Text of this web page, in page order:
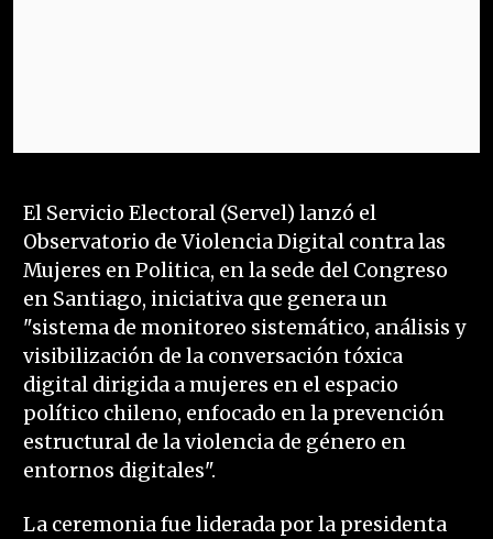
El Servicio Electoral (Servel) lanzó el
Observatorio de Violencia Digital contra las
Mujeres en Politica, en la sede del Congreso
en Santiago, iniciativa que genera un
"sistema de monitoreo sistemático, análisis y
visibilización de la conversación tóxica
digital dirigida a mujeres en el espacio
político chileno, enfocado en la prevención
estructural de la violencia de género en
entornos digitales".
La ceremonia fue liderada por la presidenta